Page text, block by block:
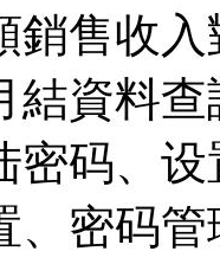
銷售收
結資料
密码、
、密码